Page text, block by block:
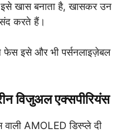
खास बनाता है, खासकर उन
करते हैं।
इसे और भी पर्सनलाइज़ेबल
विजुअल एक्सपीरियंस
AMOLED डिस्प्ले दी